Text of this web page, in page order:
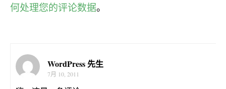
何处理您的评论数据。
WordPress 先生
7月 10, 2011